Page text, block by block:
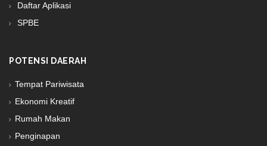
Daftar Aplikasi
SPBE
POTENSI DAERAH
Tempat Pariwisata
Ekonomi Kreatif
Rumah Makan
Penginapan